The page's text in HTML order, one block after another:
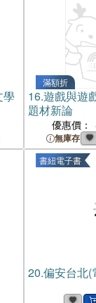
學
滿額折
16.遊戲與遊
題材新論
優惠價：
無庫存
書紐電子書
20.偏安台北(